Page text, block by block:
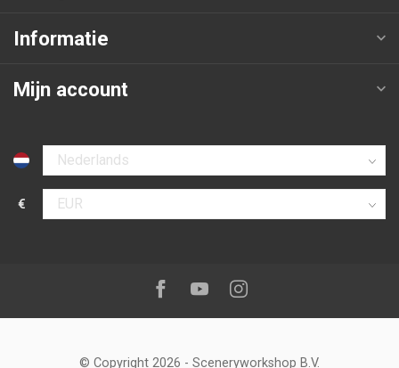
Informatie
Mijn account
Selecteer taal
€
Selecteer valuta
Volg ons op:Facebook
YoutubeInstagram
© Copyright 2026 - Sceneryworkshop B.V.